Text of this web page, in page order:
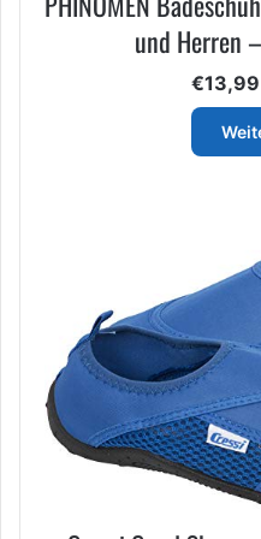
und Herren
€13,99